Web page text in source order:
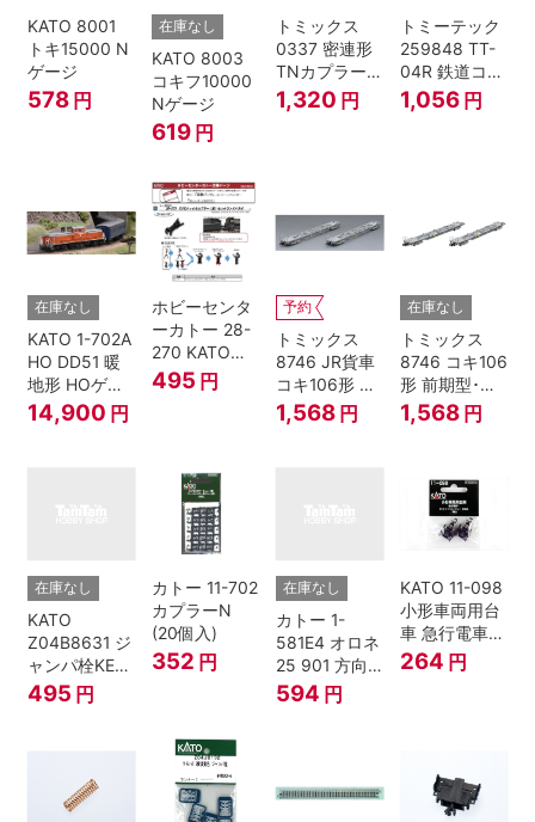
KATO 8001
トキ15000 N
ゲージ
578 円
在庫なし
KATO 8003
コキフ10000
Nゲージ
619 円
トミックス
0337 密連形
TNカプラー
(6個入・SPタ
イプ)
1,320 円
トミーテック
259848 TT-
04R 鉄道コレ
クション
1,056 円
在庫なし
KATO 1-702A
HO DD51 暖
地形 HOゲー
ジ
14,900 円
ホビーセンタ
ーカトー 28-
270 KATOナ
ックルカプラ
ー 黒 センタ
495 円
予約
トミックス
8746 JR貨車
コキ106形 前
期型･新塗装･
コンテナな
1,568 円
在庫なし
トミックス
8746 コキ106
形 前期型･新
塗装･コンテ
ナなし･2両セ
1,568 円
在庫なし
KATO
Z04B8631 ジ
ャンパ栓KE76
濃青 ランナー
495 円
カトー 11-702
カプラーN
(20個入)
352 円
在庫なし
カトー 1-
581E4 オロネ
25 901 方向
幕 4両分
594 円
KATO 11-098
小形車両用台
車 急行電車1
Bトレインシ
ョーティー 対
264 円